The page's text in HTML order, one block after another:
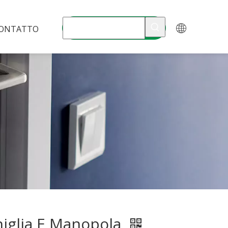
E Manopola